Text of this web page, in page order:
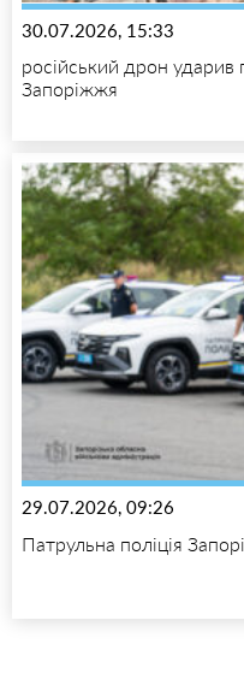
30.07.2026, 15:33
російський дрон ударив
Запоріжжя
29.07.2026, 09:26
Патрульна поліція